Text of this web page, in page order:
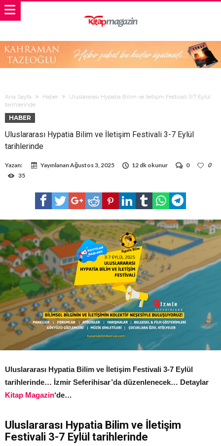
Ana Sayfa Haber
Uluslararası Hypatia Bilim ve İletişim Festivali 3-7 Eylül
tarihlerinde
HABER
Uluslararası Hypatia Bilim ve İletişim Festivali 3-7 Eylül
tarihlerinde
Yazan: YayınlananAğustos 3, 2025 12 dk okunur 0
0
35
Uluslararası Hypatia Bilim ve İletişim Festivali 3-7 Eylül
tarihlerinde… İzmir Seferihisar’da düzenlenecek… Detaylar
Kitap Magazin‘de…
Uluslararası Hypatia Bilim ve İletişim
Festivali 3-7 Eylül tarihlerinde